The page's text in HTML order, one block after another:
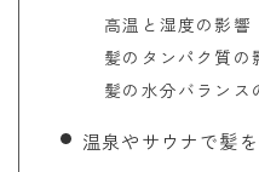
高温と湿度の影響
髪のタンパク質の
髪の水分バランス
温泉やサウナで髪